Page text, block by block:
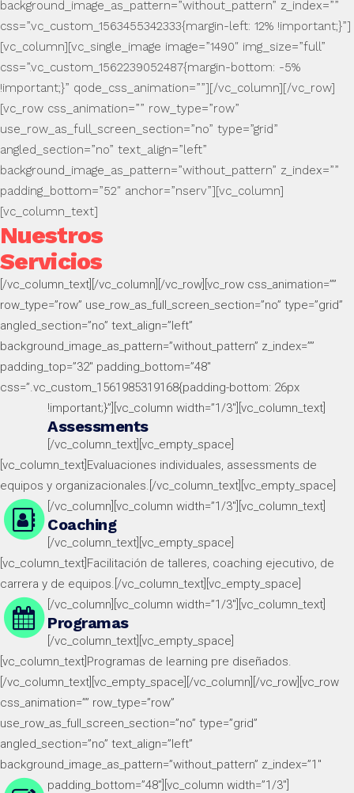
background_image_as_pattern=”without_pattern” z_index=””
css=”.vc_custom_1563455342333{margin-left: 12% !important;}”]
[vc_column][vc_single_image image=”1490″ img_size=”full”
css=”.vc_custom_1562239052487{margin-bottom: -5%
!important;}” qode_css_animation=””][/vc_column][/vc_row]
[vc_row css_animation=”” row_type=”row”
use_row_as_full_screen_section=”no” type=”grid”
angled_section=”no” text_align=”left”
background_image_as_pattern=”without_pattern” z_index=””
padding_bottom=”52″ anchor=”nserv”][vc_column]
[vc_column_text]
Nuestros
Servicios
[/vc_column_text][/vc_column][/vc_row][vc_row css_animation=””
row_type=”row” use_row_as_full_screen_section=”no” type=”grid”
angled_section=”no” text_align=”left”
background_image_as_pattern=”without_pattern” z_index=””
padding_top=”32″ padding_bottom=”48″
css=”.vc_custom_1561985319168{padding-bottom: 26px
!important;}”][vc_column width=”1/3″] [vc_column_text]
Assessments
[/vc_column_text][vc_empty_space]
[vc_column_text] Evaluaciones individuales, assessments de
equipos y organizacionales. [/vc_column_text][vc_empty_space]
[/vc_column][vc_column width=”1/3″] [vc_column_text]
Coaching
[/vc_column_text][vc_empty_space]
[vc_column_text] Facilitación de talleres, coaching ejecutivo, de
carrera y de equipos. [/vc_column_text][vc_empty_space]
[/vc_column][vc_column width=”1/3″] [vc_column_text]
Programas
[/vc_column_text][vc_empty_space]
[vc_column_text] Programas de learning pre diseñados.
[/vc_column_text][vc_empty_space][/vc_column][/vc_row][vc_row
css_animation=”” row_type=”row”
use_row_as_full_screen_section=”no” type=”grid”
angled_section=”no” text_align=”left”
background_image_as_pattern=”without_pattern” z_index=”1″
padding_bottom=”48″][vc_column width=”1/3″]